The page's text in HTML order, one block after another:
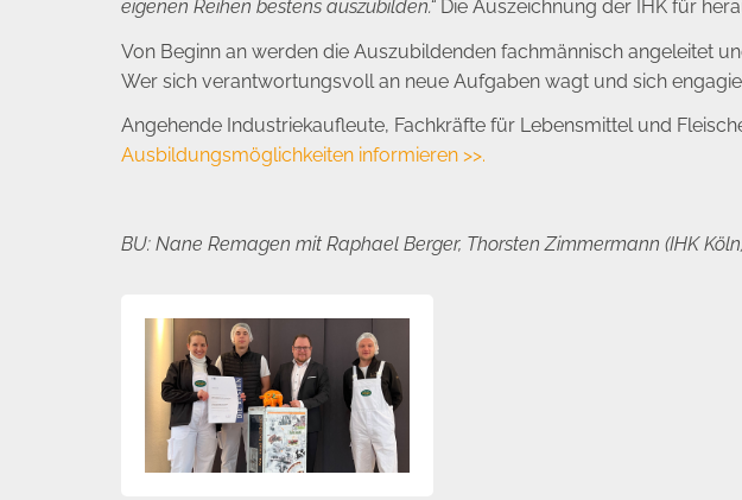
eigenen Reihen bestens auszubilden.“ Die Auszeichnung der IHK für
Von Beginn an werden die Auszubildenden fachmännisch angeleitet
Wer sich verantwortungsvoll an neue Aufgaben wagt und sich
Angehende Industriekaufleute, Fachkräfte für Lebensmittel und
Ausbildungsmöglichkeiten informieren >>.
BU: Nane Remagen mit Raphael Berger, Thorsten Zimmermann (IHK